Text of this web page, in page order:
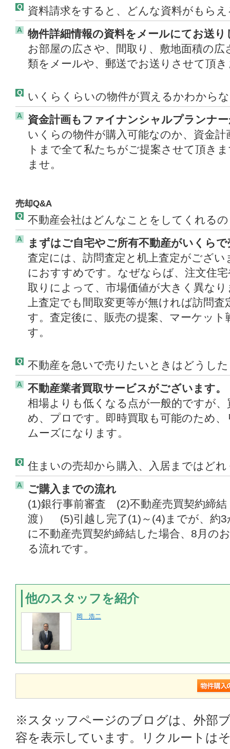
Q 資料請求をすると、どんな資料がもら
A
物件詳細情報の資料をメールにてお送り
お部屋の広さや、間取り、敷地面積の
類をメールや、郵送でお送りさせて頂
Q いくらくらいの物件が買えるかわから
A
資金計画もファイナンシャルプランナ
いくらの物件が購入可能なのか、資金
トまで全て私たちがご提案させて頂き
ませ。
売却Q&A
Q 不動産会社はどんなことをしてくれる
A
まずはご自宅やご所有不動産がいくら
査定には、訪問査定と机上査定がござ
におすすめです。なぜならば、注文住
取りによって、市場価値が大きく異な
上査定でも間取変更等が無ければ訪問
す。査定後に、販売の提案、マーケッ
す。
Q 不動産を急いで売りたいときはどうし
A
不動産業者買取サービスがございます。
相場よりも低くなる点が一般的ですが
め、プロです。即時買取も可能のため
ムーズになります。
Q 住まいの売却から購入、入居まではど
A
ご購入までの流れ
(1)銀行事前審査 (2)不動産売買契約締
渡） (5)引越し完了(1)～(4)までが、約3
に不動産売買契約締結した場合、8月の
る流れです。
他のスタッフを紹介
岡 浩二
※スタッフページのブログは、外部
容を表示しています。リクルートは